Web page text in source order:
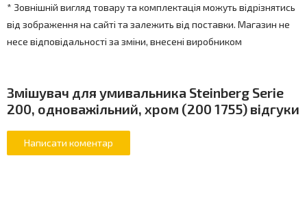
* Зовнішній вигляд товару та комплектація можуть відрізнятись
від зображення на сайті та залежить від поставки. Магазин не
несе відповідальності за зміни, внесені виробником
Змішувач для умивальника Steinberg Serie
200, одноважільний, хром (200 1755) відгуки